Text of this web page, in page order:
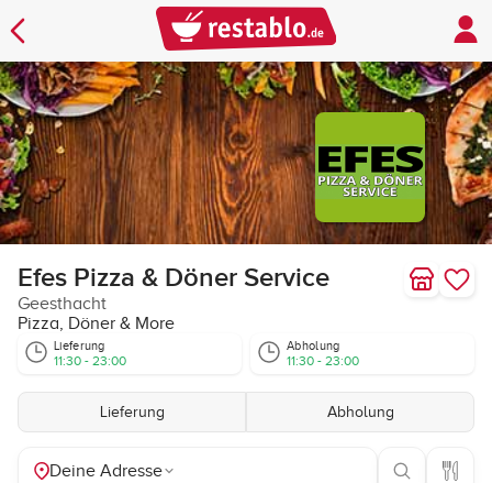
Efes Pizza & Döner Service
Geesthacht
Pizza, Döner & More
Lieferung
11:30 - 23:00
Abholung
11:30 - 23:00
Lieferung Abholung
Deine Adresse